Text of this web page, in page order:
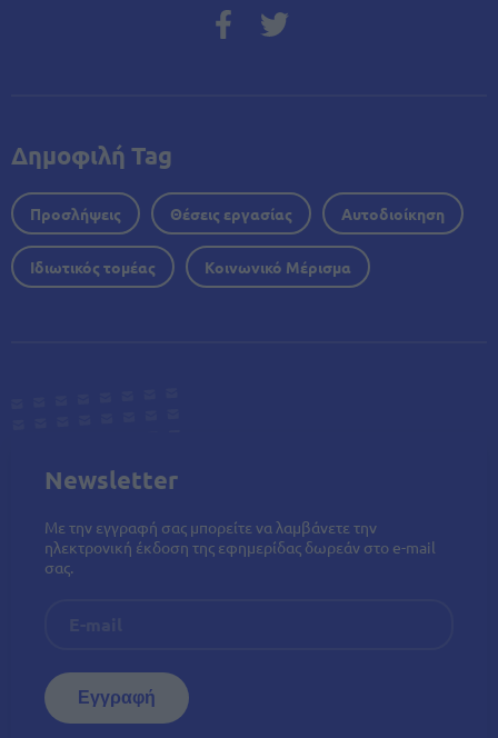
Δημοφιλή Tag
Προσλήψεις Θέσεις εργασίας Αυτοδιοίκηση
Ιδιωτικός τομέας Κοινωνικό Μέρισμα
Newsletter
Με την εγγραφή σας μπορείτε να λαμβάνετε την
ηλεκτρονική έκδοση της εφημερίδας δωρεάν στο e-mail
σας.